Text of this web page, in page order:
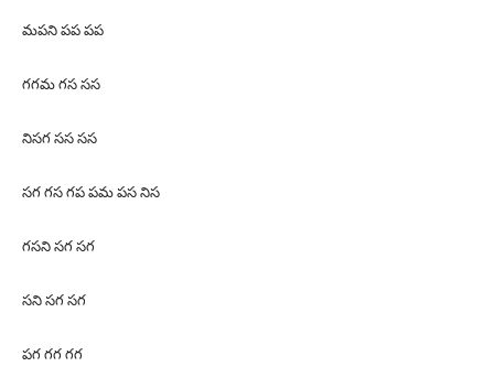
మపని పప పప
గగమ గస సస
నిసగ సస సస
సగ గస గప పమ పస నిస
గసని సగ సగ
సని సగ సగ
పగ గగ గగ